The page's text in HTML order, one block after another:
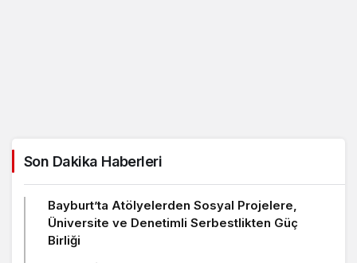
Son Dakika Haberleri
Bayburt’ta Atölyelerden Sosyal Projelere,
Üniversite ve Denetimli Serbestlikten Güç
Birliği